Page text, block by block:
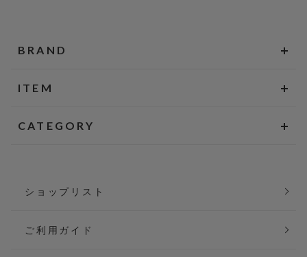
BRAND
ITEM
CATEGORY
ショップリスト
ご利用ガイド